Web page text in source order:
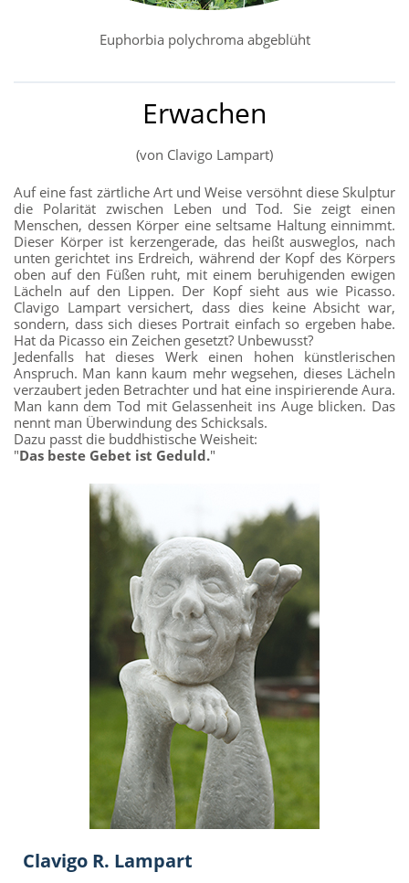
Euphorbia polychroma abgeblüht
Erwachen
(von Clavigo Lampart)
Auf eine fast zärtliche Art und Weise versöhnt diese Skulptur
die Polarität zwischen Leben und Tod. Sie zeigt einen
Menschen, dessen Körper eine seltsame Haltung einnimmt.
Dieser Körper ist kerzengerade, das heißt ausweglos, nach
unten gerichtet ins Erdreich, während der Kopf des Körpers
oben auf den Füßen ruht, mit einem beruhigenden ewigen
Lächeln auf den Lippen. Der Kopf sieht aus wie Picasso.
Clavigo Lampart versichert, dass dies keine Absicht war,
sondern, dass sich dieses Portrait einfach so ergeben habe.
Hat da Picasso ein Zeichen gesetzt? Unbewusst?
Jedenfalls hat dieses Werk einen hohen künstlerischen
Anspruch. Man kann kaum mehr wegsehen, dieses Lächeln
verzaubert jeden Betrachter und hat eine inspirierende Aura.
Man kann dem Tod mit Gelassenheit ins Auge blicken. Das
nennt man Überwindung des Schicksals.
Dazu passt die buddhistische Weisheit:
"Das beste Gebet ist Geduld."
Clavigo R. Lampart